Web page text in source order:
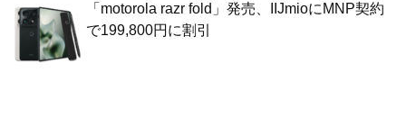
「motorola razr fold」発売、IIJmioにMNP契約
で199,800円に割引